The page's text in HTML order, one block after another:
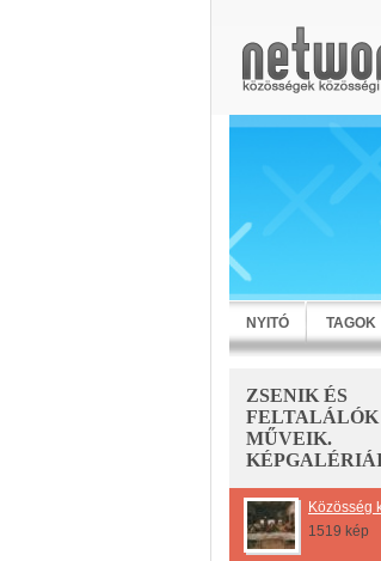
NYITÓ TAGOK
ZSENIK ÉS
FELTALÁLÓK
MŰVEIK.
Közösség
1519 kép